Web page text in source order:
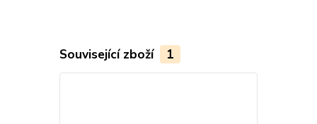
Související zboží 1